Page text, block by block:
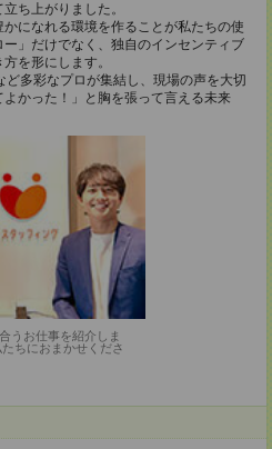
ち上がりました。
になれる環境を作ることが私たちの使
」だけでなく、独自のインセンティブ
を形にします。
多彩なプロが集結し、現場の声を大切
かった！」と胸を張って言える未来
うお仕事を紹介しま
ちにおまかせくださ